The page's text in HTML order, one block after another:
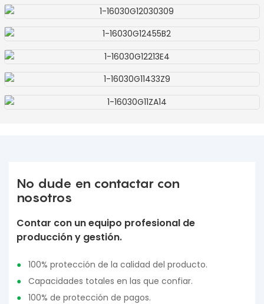
No dude en contactar con
nosotros
Contar con un equipo profesional de
producción y gestión.
● 100% protección de la calidad del producto.
● Capacidades totales en las que confiar.
● 100% de protección de pagos.